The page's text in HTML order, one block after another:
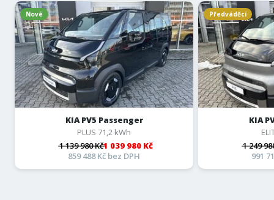
Nové
KIA PV5 Passenger
PLUS 71,2 kWh
1 139 980 Kč1 039 980 Kč
859 488 Kč bez DPH
Předváděcí
KIA
1 249
991